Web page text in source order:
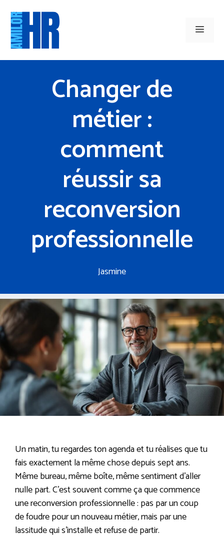
contenu
Menu
Changer de
métier :
comment
réussir sa
reconversion
professionnelle
Jasmine
Un matin, tu regardes ton agenda et tu réalises que tu
fais exactement la même chose depuis sept ans.
Même bureau, même boîte, même sentiment d’aller
nulle part. C’est souvent comme ça que commence
une reconversion professionnelle : pas par un coup
de foudre pour un nouveau métier, mais par une
lassitude qui s’installe et refuse de partir.